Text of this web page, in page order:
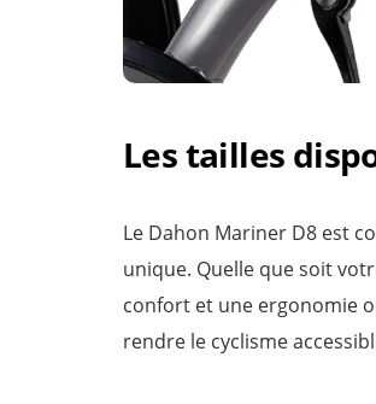
Les tailles
Le Dahon Mariner D8 est
unique. Quelle que soit
confort et une ergonomie
rendre le cyclisme